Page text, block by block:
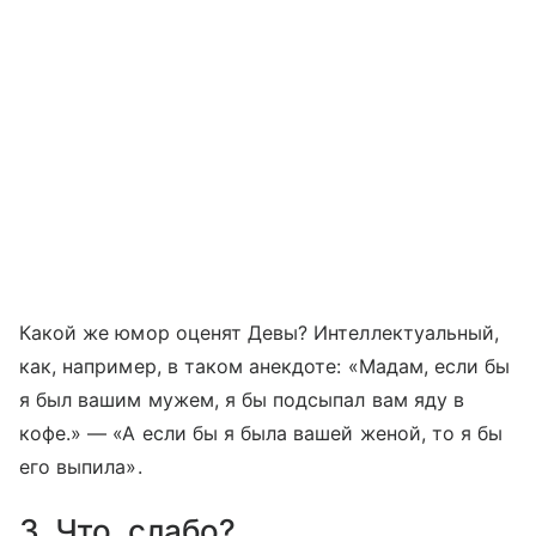
Какой же юмор оценят Девы? Интеллектуальный,
как, например, в таком анекдоте: «Мадам, если бы
я был вашим мужем, я бы подсыпал вам яду в
кофе.» — «А если бы я была вашей женой, то я бы
его выпила».